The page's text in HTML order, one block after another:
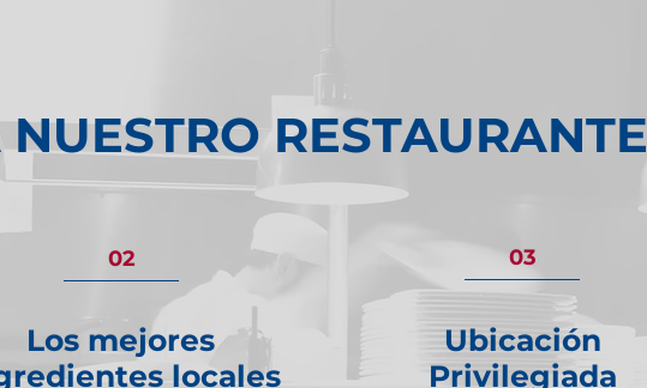
RESTAURANTE
02
Los mejores
locales
03
Ubicación
Privilegiada